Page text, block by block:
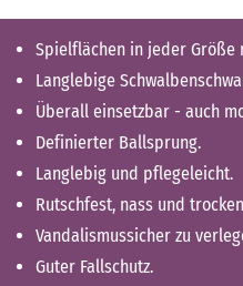
Spielflächen in jeder Größe
Langlebige
Überall einsetzbar - auch
Definierter Ballsprung.
Langlebig und pflegeleicht.
Rutschfest, nass und
Vandalismussicher zu
Guter Fallschutz.